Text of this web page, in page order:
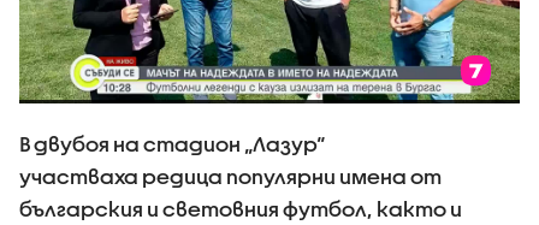
В двубоя на стадион „Лазур“
участваха редица популярни имена от
българския и световния футбол, както и